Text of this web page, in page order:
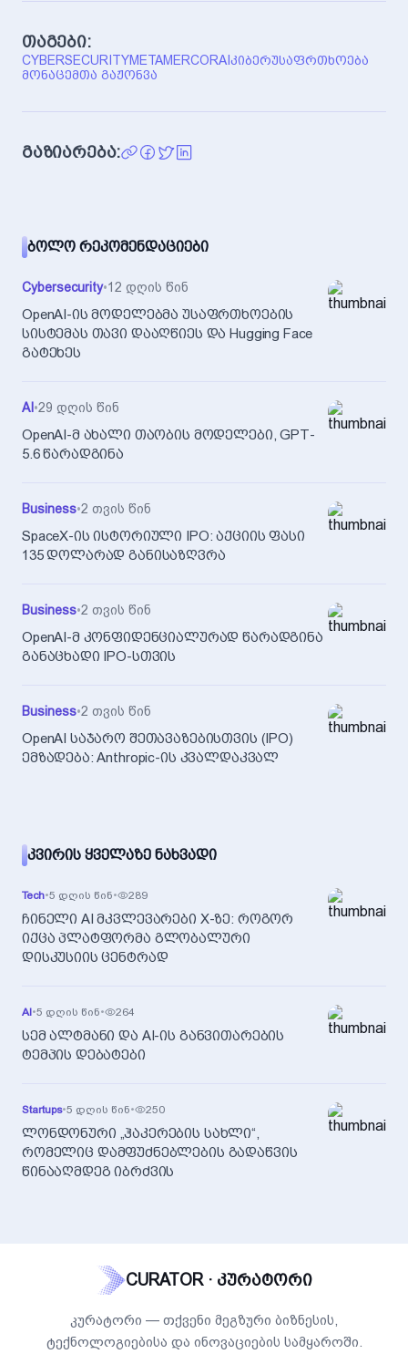
თაგები:
CYBERSECURITYMETAMERCORAI ᲙᲘᲑᲔᲠᲣᲡᲐᲤᲠᲗᲮᲝᲔᲑᲐ
ᲛᲝᲜᲐᲪᲔᲛᲗᲐ ᲒᲐᲟᲝᲜᲕᲐ
გაზიარება:
ᲑᲝᲚᲝ ᲠᲔᲙᲝᲛᲔᲜᲓᲐᲪᲘᲔᲑᲘ
Cybersecurity•12 დღის წინ
OpenAI-ის მოდელებმა უსაფრთხოების
სისტემას თავი დააღწიეს და Hugging Face
გატეხეს
AI •29 დღის წინ
OpenAI-მ ახალი თაობის მოდელები, GPT-
5.6 წარადგინა
Business•2 თვის წინ
SpaceX-ის ისტორიული IPO: აქციის ფასი
135 დოლარად განისაზღვრა
Business•2 თვის წინ
OpenAI-მ კონფიდენციალურად წარადგინა
განაცხადი IPO-სთვის
Business•2 თვის წინ
OpenAI საჯარო შეთავაზებისთვის (IPO)
ემზადება: Anthropic-ის კვალდაკვალ
ᲙᲕᲘᲠᲘᲡ ᲧᲕᲔᲚᲐᲖᲔ ᲜᲐᲮᲕᲐᲓᲘ
Tech•5 დღის წინ• 289
ჩინელი AI მკვლევარები X-ზე: როგორ
იქცა პლატფორმა გლობალური
დისკუსიის ცენტრად
AI•5 დღის წინ• 264
სემ ალტმანი და AI-ის განვითარების
ტემპის დებატები
Startups•5 დღის წინ• 250
ლონდონური „ჰაკერების სახლი“,
რომელიც დამფუძნებლების გადაწვის
წინააღმდეგ იბრძვის
CURATOR · კურატორი
კურატორი — თქვენი მეგზური ბიზნესის,
ტექნოლოგიებისა და ინოვაციების სამყაროში.